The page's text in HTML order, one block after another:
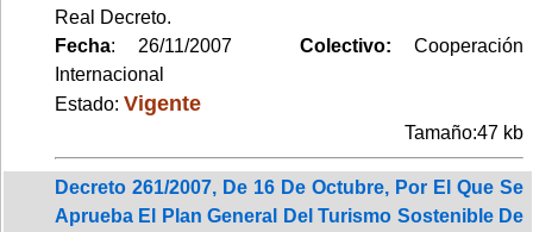
Real Decreto.
Fecha: 26/11/2007 Colectivo: Cooperación
Internacional
Estado: Vigente
Tamaño:47 kb
Decreto 261/2007, De 16 De Octubre, Por El Que Se
Aprueba El Plan General Del Turismo Sostenible De